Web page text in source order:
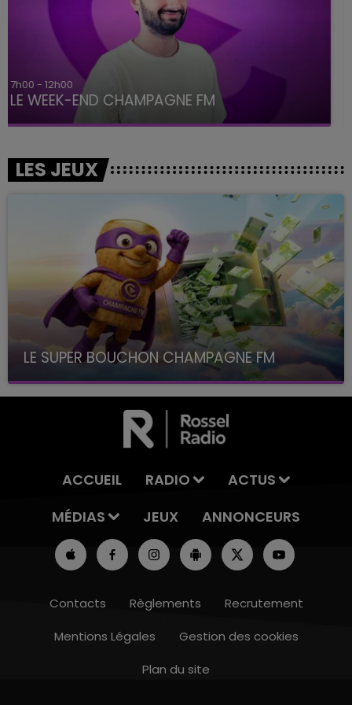
7h00 - 12h00
16h00 - 20h00
LE WEEK-END CHAMPAGNE FM
LES JEUX
LE SUPER BOUCHON CHAMPAGNE FM
avec La Famille Champagne FM, à 8H10
ACCUEIL RADIO
ACTUS
MÉDIAS
JEUX ANNONCEURS
Contacts Règlements
Recrutement
Mentions Légales
Gestion des cookies
Plan du site